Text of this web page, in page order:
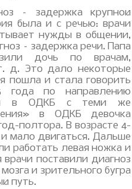
– задержка крупной
была и с речью: врачи
нужды в общении,
– задержка речи. Папа
дочь по врачам,
д. Это дало некоторые
пошла и стала говорить
по направлению
в ОДКБ с теми же
в ОДКБ девочка
полтора. В возрасте 4-
мало двигаться. Дальше
работать левая ножка и
поставили диагноз
и зрительного бугра
путь.